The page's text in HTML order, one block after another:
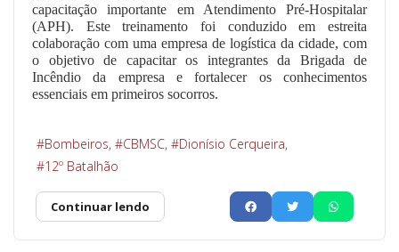
capacitação importante em Atendimento Pré-Hospitalar
(APH). Este treinamento foi conduzido em estreita
colaboração com uma empresa de logística da cidade, com
o objetivo de capacitar os integrantes da Brigada de
Incêndio da empresa e fortalecer os conhecimentos
essenciais em primeiros socorros.
Bombeiros CBMSC
Dionísio Cerqueira
12º Batalhão
Continuar lendo